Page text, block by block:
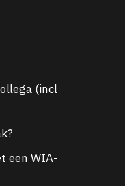
(incl
een WIA-